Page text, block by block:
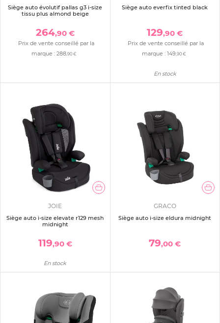
Siège auto évolutif pallas g3 i-size
tissu plus almond beige
264,90 €
Prix de vente conseillé par la
marque :288,90 €
Siège auto everfix tinted black
129,90 €
Prix de vente conseillé par la
marque : 149 ,90 €
En stock
JOIE
Siège auto i-size elevate r129 mesh
midnight
119,90 €
En stock
GRACO
Siège auto i-size eldura midnight
79,00 €